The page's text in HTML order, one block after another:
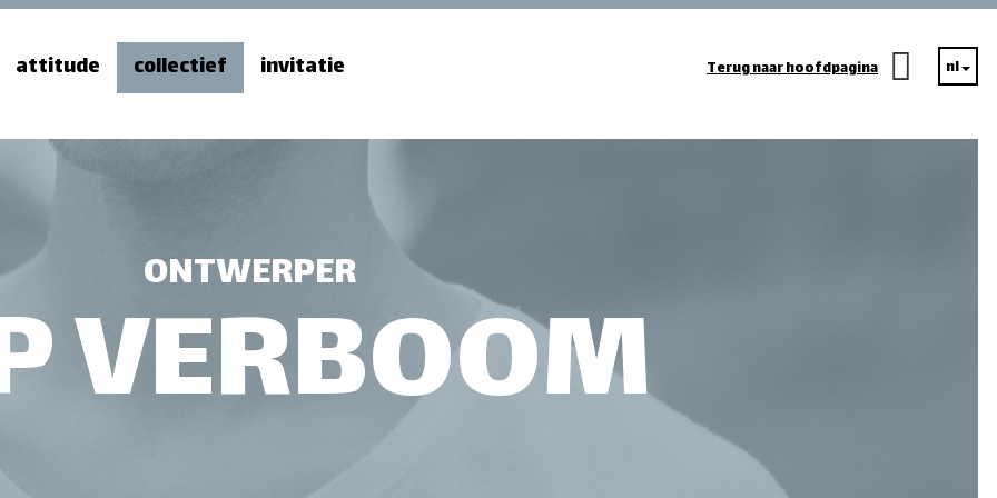
attitude collectief invitatie Terug naar hoofdpagina nl
VERBOOM
ONTWERPER